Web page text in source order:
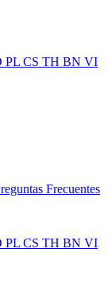
PL CS TH BN VI
Frecuentes
PL CS TH BN VI